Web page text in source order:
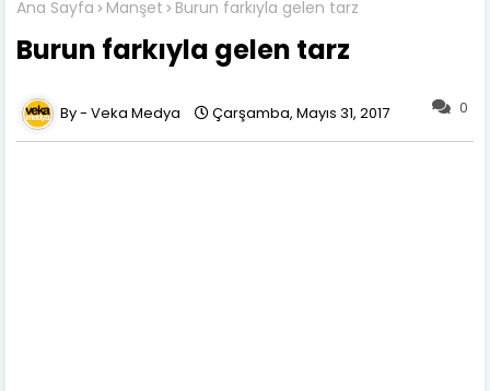
Ana Sayfa Manşet Burun farkıyla gelen tarz
Burun farkıyla gelen tarz
0
Veka Medya Çarşamba, Mayıs 31, 2017